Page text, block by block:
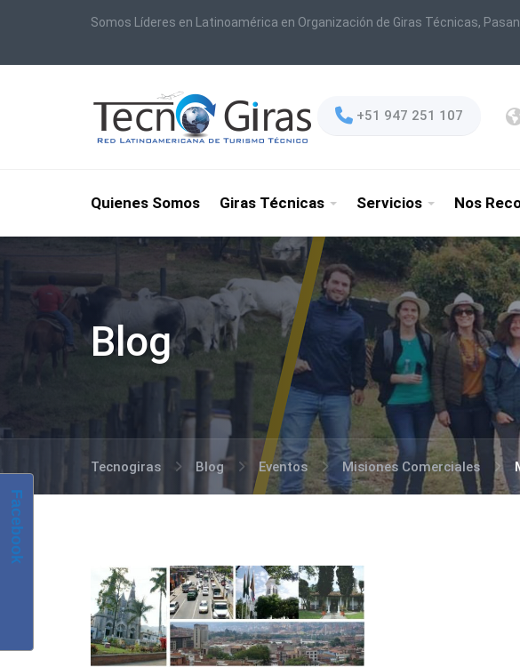
Somos Líderes en Latinoamérica en Organización de Giras Técnicas,
+51 947 251 107
Quienes Somos Giras Técnicas Servicios Nos
Blog
Tecnogiras Blog Eventos Misiones Comerciales
Facebook